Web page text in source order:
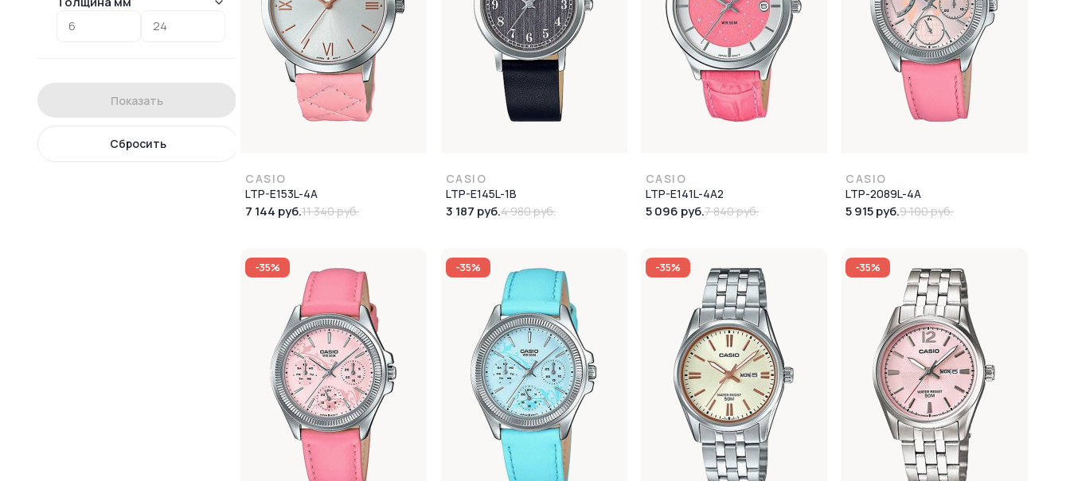
Показать
Сбросить
CASIO
LTP-E153L-4A
7 144 руб.11 340 руб.
CASIO
LTP-E145L-1B
3 187 руб.4 980 руб.
CASIO
LTP-E141L-4A2
5 096 руб.7 840 руб.
CASIO
LTP-2089L-4A
5 915 руб.9 100 руб.
-35% -35% -35% -35%